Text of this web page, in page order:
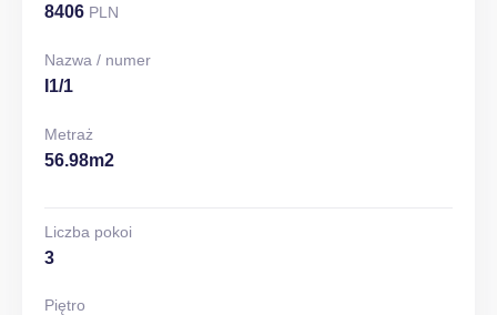
8406 PLN
Nazwa / numer
I1/1
Metraż
56.98m2
Liczba pokoi
3
Piętro